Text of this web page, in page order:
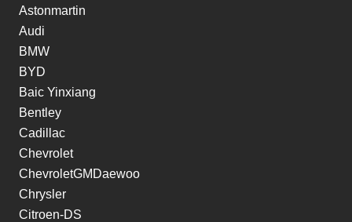
Astonmartin
Audi
BMW
BYD
Baic Yinxiang
Bentley
Cadillac
Chevrolet
ChevroletGMDaewoo
Chrysler
Citroen-DS